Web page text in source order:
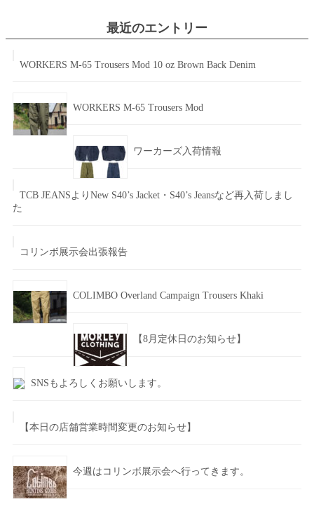
最近のエントリー
WORKERS M-65 Trousers Mod 10 oz Brown Back Denim
WORKERS M-65 Trousers Mod
ワーカーズ入荷情報
TCB JEANSよりNew S40’s Jacket・S40’s Jeansなど再入荷しまし
た
コリンボ展示会出張報告
COLIMBO Overland Campaign Trousers Khaki
【8月定休日のお知らせ】
SNSもよろしくお願いします。
【本日の店舗営業時間変更のお知らせ】
今週はコリンボ展示会へ行ってきます。